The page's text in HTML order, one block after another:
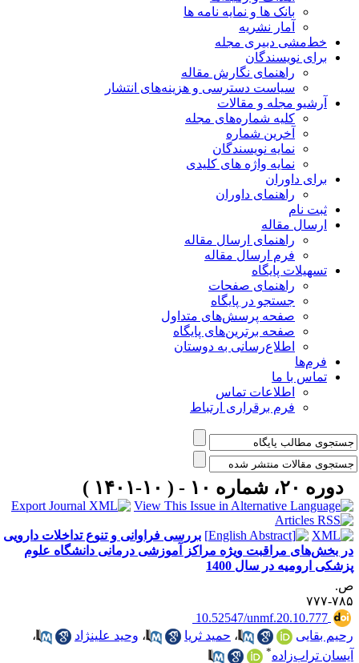
بانک ها و نمایه نامه ها
آمار نشریه
خط‌مشی دبیری مجله
برای نویسندگان
راهنمای نگارش مقاله
سیاست دسترسی و هزینه‌های انتشار
آرشیو مجله و مقالات
کلیه شماره‌های مجله
آخرین شماره
نمایه نویسندگان
نمایه واژه های کلیدی
برای داوران
راهنمای داوران
ثبت نام
ارسال مقاله
راهنمای ارسال مقاله
فرم ارسال مقاله
تسهیلات پایگاه
راهنمای صفحات
جستجو در پایگاه
صفحه پرسش‌های متداول
صفحه برترین‌های پایگاه
اطلاع‌رسانی به دوستان
فرم‌ها
تماس با ما
اطلاعات تماس
فرم برقراری ارتباط
دوره ۲۰، شماره ۱۰ - ( ۱۰-۱۴۰۱ )
بررسی فراوانی و تنوع تداخلات دارویی
بخش‌های مراقبت ویژه مراکز آموزشی درمانی دانشگاه علوم
ارومیه در سال‌ 1400
۷۷۷
‎ 10.52547/unmf.20.10.777
بقایی
،حمید ثریا ،وحید علینژاد
،
تراب‌زاده